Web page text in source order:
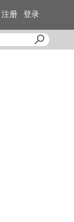
注册 登录